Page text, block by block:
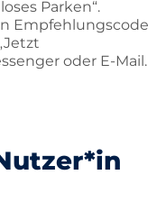
Parken“.
Empfehlungscode
oder E-Mail.